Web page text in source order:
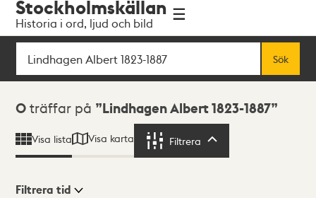
navigationen
huvudinnehållet
Stockholmskällan
Historia i ord, ljud och bild
Sök
Sök
Sökresultat
0 träffar på Lindhagen Albert 1823-1887
Visa lista Visa karta Filtrera
Filtrera tid